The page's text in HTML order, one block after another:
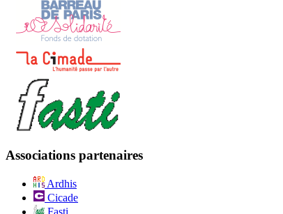
Associations partenaires
Ardhis
Cicade